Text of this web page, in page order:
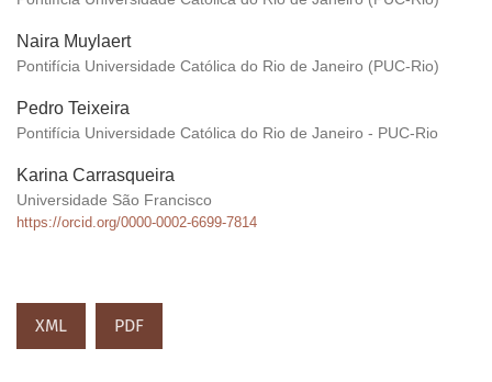
Naira Muylaert
Pontifícia Universidade Católica do Rio de Janeiro (PUC-Rio)
Pedro Teixeira
Pontifícia Universidade Católica do Rio de Janeiro - PUC-Rio
Karina Carrasqueira
Universidade São Francisco
https://orcid.org/0000-0002-6699-7814
XML PDF